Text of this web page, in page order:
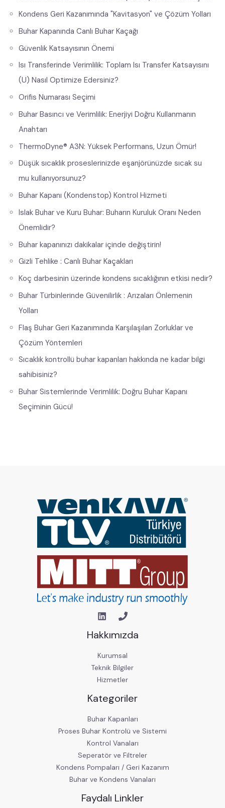
Kondens Geri Kazanımında "Kavitasyon" ve Çözüm Yolları
Buhar Kapanında Canlı Buhar Kaçağı
Güvenlik Katsayısının Önemi
Isı Transferinde Verimlilik: Toplam Isı Transfer Katsayısını
(U) Nasıl Optimize Edersiniz?
Orifis Numarası Seçimi
Buhar Basıncı ve Verimlilik: Enerjiyi Doğru Kullanmanın
Anahtarı
ThermoDyne® A3N: Yüksek Performans, Uzun Ömür!
Düşük sıcaklık proseslerinizde eşanjörünüzde sıcak su
mu kullanıyorsunuz?
Buhar Kapanı (Kondenstop) Kontrol Hizmeti
Islak Buhar ve Kuru Buhar: Buharın Kuruluk Oranı Neden
Önemlidir?
Buhar kapanınızı dakikalar içinde değiştirin!
Gizli Tehlike : Canlı Buhar Kaçakları
Koç darbesinin üzerinde kondens sıcaklığının etkisi nedir?
Buhar Türbinlerinde Güvenilirlik : Arızaları Önlemenin
Yolları
Flaş Buhar Geri Kazanımında Karşılaşılan Zorluklar ve
Çözüm Yöntemleri
Sıcaklık kontrollü buhar kapanları hakkında ne kadar bilgi
sahibisiniz?
Buhar Sistemlerinde Verimlilik: Doğru Buhar Kapanı
Seçiminin Gücü!
Hakkımızda
Kurumsal
Teknik Bilgiler
Hizmetler
Kategoriler
Buhar Kapanları
Proses Buhar Kontrolü ve Sistemi
Kontrol Vanaları
Seperatör ve Filtreler
Kondens Pompaları / Geri Kazanım
Buhar ve Kondens Vanaları
Faydalı Linkler